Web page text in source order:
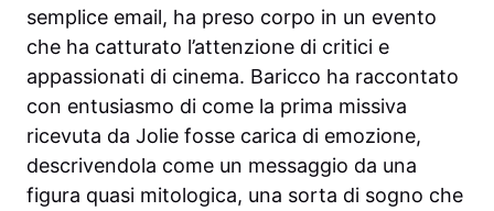
semplice email, ha preso corpo in un evento
che ha catturato l’attenzione di critici e
appassionati di cinema. Baricco ha raccontato
con entusiasmo di come la prima missiva
ricevuta da Jolie fosse carica di emozione,
descrivendola come un messaggio da una
figura quasi mitologica, una sorta di sogno che